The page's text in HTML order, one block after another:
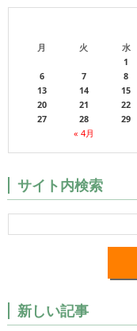
月
火 水
« 4月
1
6
7 8
13
14 15
20
21 22
27
28 29
サイト内検索
新しい記事